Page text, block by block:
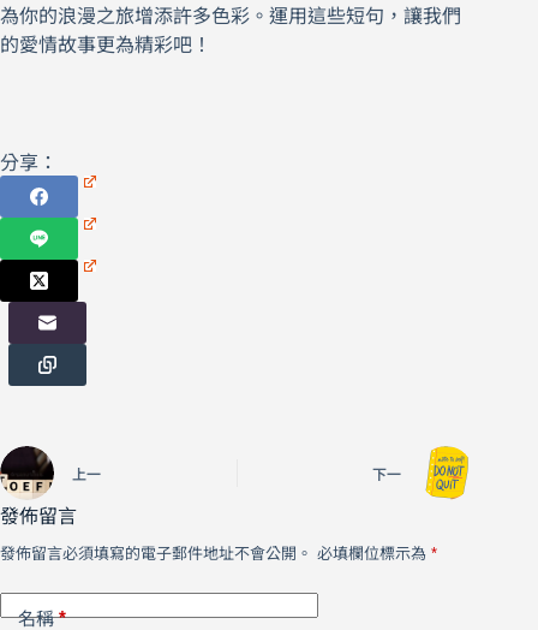
為你的浪漫之旅增添許多色彩。運用這些短句，讓我們
的愛情故事更為精彩吧！
分享：
上一 下一
發佈留言
發佈留言必須填寫的電子郵件地址不會公開。 必填欄位標示為 *
名稱*